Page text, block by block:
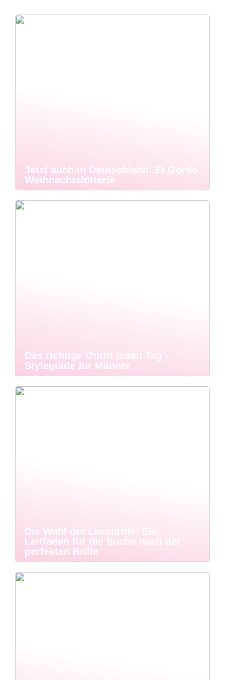
Jetzt auch in Deutschland: El Gordo
Weihnachtslotterie
Das richtige Outfit jeden Tag –
Styleguide für Männer
Die Wahl der Lesebrille: Ein
Leitfaden für die Suche nach der
perfekten Brille